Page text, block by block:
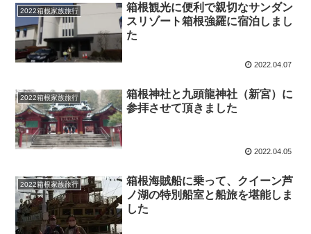
2022箱根家族旅行
箱根観光に便利で親切なサンダン
スリゾート箱根強羅に宿泊しまし
た
2022.04.07
2022箱根家族旅行
箱根神社と九頭龍神社（新宮）に
参拝させて頂きました
2022.04.05
2022箱根家族旅行
箱根海賊船に乗って、クイーン芦
ノ湖の特別船室と船旅を堪能しま
した